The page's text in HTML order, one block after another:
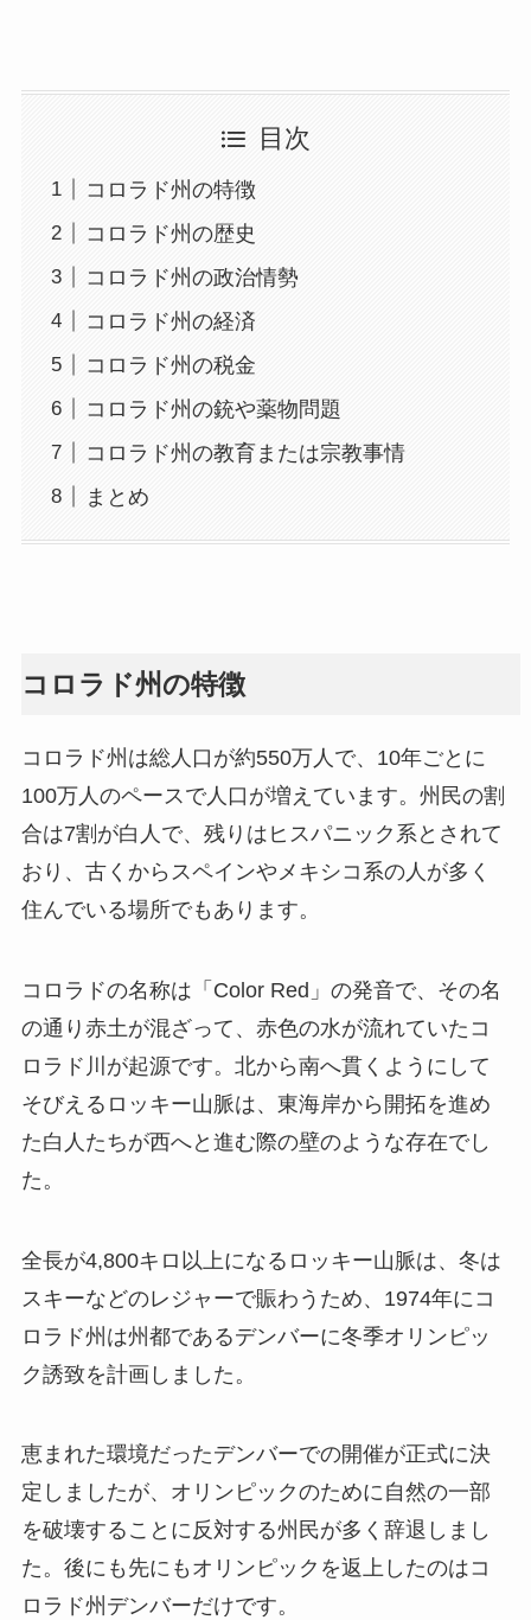
目次
コロラド州の特徴
コロラド州の歴史
コロラド州の政治情勢
コロラド州の経済
コロラド州の税金
コロラド州の銃や薬物問題
コロラド州の教育または宗教事情
まとめ
コロラド州の特徴
コロラド州は総人口が約550万人で、10年ごとに
100万人のペースで人口が増えています。州民の割
合は7割が白人で、残りはヒスパニック系とされて
おり、古くからスペインやメキシコ系の人が多く
住んでいる場所でもあります。
コロラドの名称は「Color Red」の発音で、その名
の通り赤土が混ざって、赤色の水が流れていたコ
ロラド川が起源です。北から南へ貫くようにして
そびえるロッキー山脈は、東海岸から開拓を進め
た白人たちが西へと進む際の壁のような存在でし
た。
全長が4,800キロ以上になるロッキー山脈は、冬は
スキーなどのレジャーで賑わうため、1974年にコ
ロラド州は州都であるデンバーに冬季オリンピッ
ク誘致を計画しました。
恵まれた環境だったデンバーでの開催が正式に決
定しましたが、オリンピックのために自然の一部
を破壊することに反対する州民が多く辞退しまし
た。後にも先にもオリンピックを返上したのはコ
ロラド州デンバーだけです。